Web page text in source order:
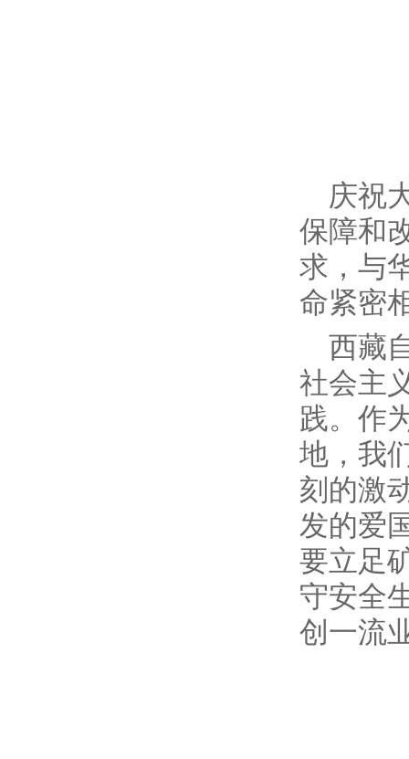
庆祝
保障和
求，与
命紧密
西藏
社会主
践。作
地，我
刻的激
发的爱
要立足
守安全
创一流